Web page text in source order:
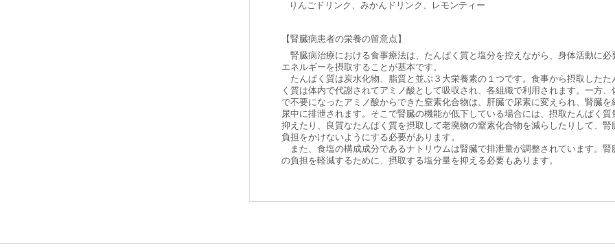
りんごドリンク、みかんドリンク、レモンティー
【腎臓病患者の栄養の留意点】
腎臓病治療における食事療法は、たんぱく質と塩分を控えながら、身体活動に必
エネルギーを摂取することが基本です。
たんぱく質は炭水化物、脂質と並ぶ３大栄養素の１つです。食事から摂取したた
く質は体内で代謝されてアミノ酸として吸収され、各組織で利用されます。一方、
で不要になったアミノ酸からできた窒素化合物は、肝臓で尿素に変えられ、腎臓を
尿中に排泄されます。そこで腎臓の機能が低下している場合には、摂取たんぱく質
抑えたり、良質なたんぱく質を摂取して老廃物の窒素化合物を減らしたりして、腎
負担をかけないようにする必要があります。
また、食塩の構成成分であるナトリウムは腎臓で排泄量が調整されています。腎
の負担を軽減するために、摂取する塩分量を抑える必要もあります。